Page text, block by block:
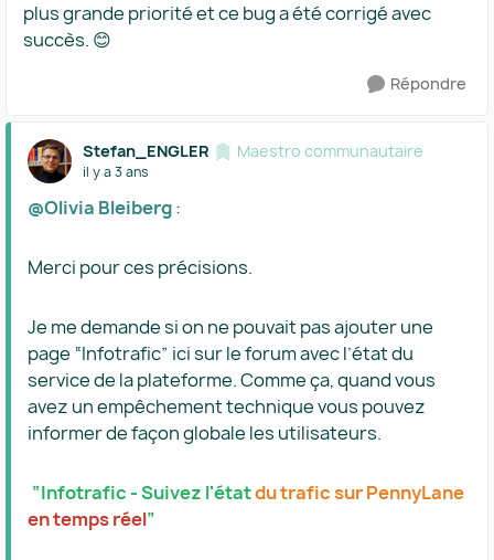
plus grande priorité et ce bug a été corrigé avec
succès. 😊
Répondre
Stefan_ENGLER Maestro communautaire
il y a 3 ans
@Olivia Bleiberg:
Merci pour ces précisions.
Je me demande si on ne pouvait pas ajouter une
page “Infotrafic” ici sur le forum avec l’état du
service de la plateforme. Comme ça, quand vous
avez un empêchement technique vous pouvez
informer de façon globale les utilisateurs.
“Infotrafic - Suivez l'étatdu trafic sur PennyLane
en temps réel”